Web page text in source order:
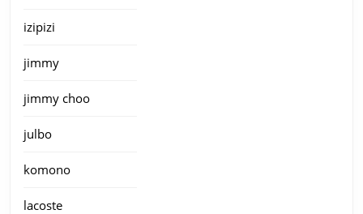
izipizi
jimmy
jimmy choo
julbo
komono
lacoste